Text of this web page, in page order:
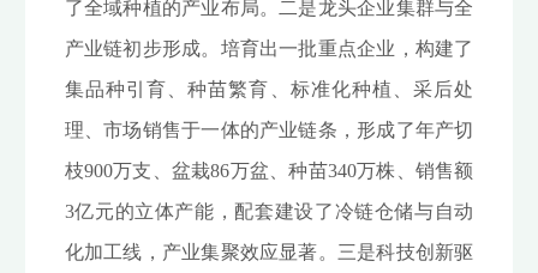
了全域种植的产业布局。二是龙头企业集群与全
产业链初步形成。培育出一批重点企业，构建了
集品种引育、种苗繁育、标准化种植、采后处
理、市场销售于一体的产业链条，形成了年产切
枝900万支、盆栽86万盆、种苗340万株、销售额
3亿元的立体产能，配套建设了冷链仓储与自动
化加工线，产业集聚效应显著。三是科技创新驱